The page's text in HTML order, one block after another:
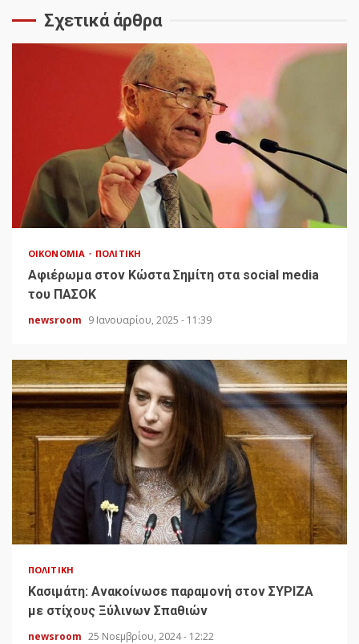
Σχετικά άρθρα
ΟΙΚΟΝΟΜΊΑ ΠΟΛΙΤΙΚΉ
Αφιέρωμα στον Κώστα Σημίτη στα social media
του ΠΑΣΟΚ
newsroom 9 Ιανουαρίου, 2025 - 11:39
ΠΟΛΙΤΙΚΉ
Κασιμάτη: Ανακοίνωσε παραμονή στον ΣΥΡΙΖΑ
με στίχους Ξύλινων Σπαθιών
newsroom 25 Νοεμβρίου, 2024 - 12:22